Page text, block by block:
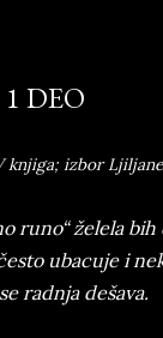
DEO
knjiga; izbor
runo“ želela
ubacuje i
radnja dešava.